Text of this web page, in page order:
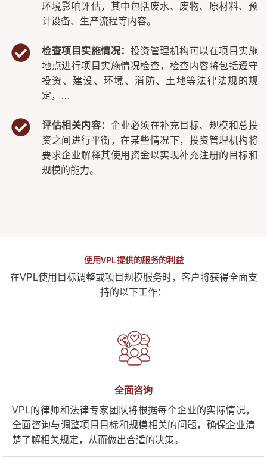
环境影响评估，其中包括废水、废物、原材料、预
计设备、生产流程等内容。
检查项目实施情况： 投资管理机构可以在项目实施
地点进行项目实施情况检查，检查内容将包括遵守
投资、建设、环境、消防、土地等法律法规的规
定，…
评估相关内容： 企业必须在补充目标、规模和总投
资之间进行平衡，在某些情况下，投资管理机构将
要求企业解释其使用资金以实现补充注册的目标和
规模的能力。
使用VPL提供的服务的利益
在VPL使用目标调整或项目规模服务时，客户将获得全面支
持的以下工作：
全面咨询
VPL的律师和法律专家团队将根据每个企业的实际情况，
全面咨询与调整项目目标和规模相关的问题，确保企业清
楚了解相关规定，从而做出合适的决策。